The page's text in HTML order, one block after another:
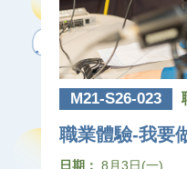
M21-S26-023
職業體驗-我要
日期： 8月3日(一)